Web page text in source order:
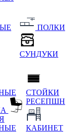
ПОЛКИ
СУНДУКИ
СТОЙКИ
РЕСЕПШН
КАБИНЕТ